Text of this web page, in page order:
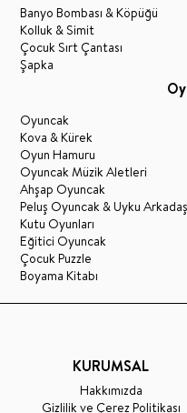
Banyo Bombası & Köpüğü
Kolluk & Simit
Çocuk Sırt Çantası
Şapka
Oyuncak
Kova & Kürek
Oyun Hamuru
Oyuncak Müzik Aletleri
Ahşap Oyuncak
Peluş Oyuncak & Uyku
Kutu Oyunları
Eğitici Oyuncak
Çocuk Puzzle
Boyama Kitabı
KURUMSAL
Hakkımızda
Gizlilik ve Çerez Politikası